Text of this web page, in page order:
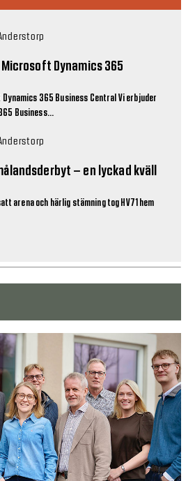
Microsoft Dynamics 365
365 Business Central Vi erbjuder
Business...
– en lyckad kväll
arena och härlig stämning tog HV71 hem